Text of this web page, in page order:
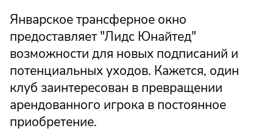
Январское трансферное окно
предоставляет "Лидс Юнайтед"
возможности для новых подписаний и
потенциальных уходов. Кажется, один
клуб заинтересован в превращении
арендованного игрока в постоянное
приобретение.